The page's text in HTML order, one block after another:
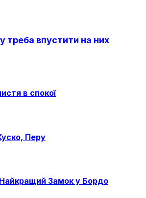
треба впустити на них
в спокої
Перу
Замок у Бордо